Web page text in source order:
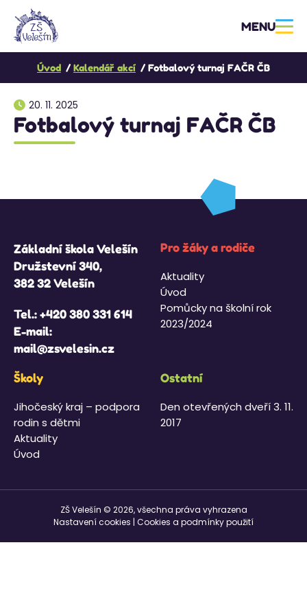
MENU
Úvod Kalendář akcí Fotbalový turnaj FAČR ČB
20. 11. 2025
Fotbalový turnaj FAČR ČB
Základní škola Velešín
Družstevní 340,
382 32 Velešín
Tel.:+420 380 331 614
E-mail:
mail@zsvelesin.cz
Pro žáky a rodiče
Aktuality
Úvod
Pomůcky na školní rok
2023/2024
Školy
Jihočeský kraj – podpora
rodin s dětmi
Aktuality
Úvod
Ostatní
Den otevřených dveří 3. 11.
2017
ZŠ Velešín © 2026, všechna práva vyhrazena
Nastavení cookies Cookies a podmínky použití